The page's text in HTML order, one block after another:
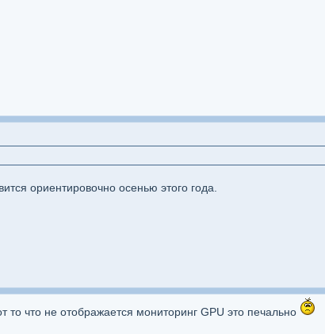
ориентировочно осенью этого года.
что не отображается мониторинг GPU это печально